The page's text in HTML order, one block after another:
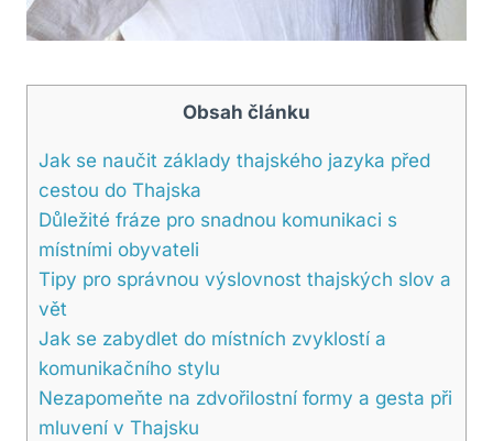
Obsah článku
Jak se naučit základy ‍thajského jazyka před
cestou do ⁣Thajska
Důležité fráze pro snadnou komunikaci s
místními obyvateli
Tipy pro správnou výslovnost thajských slov a
vět
Jak se zabydlet do místních‍ zvyklostí a
komunikačního stylu
Nezapomeňte na zdvořilostní⁢ formy a gesta při
mluvení v Thajsku